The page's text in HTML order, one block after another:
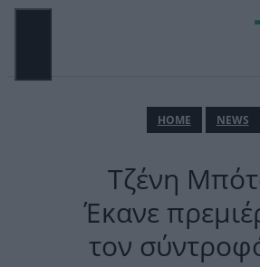
Μετάβαση
ΗΟΜΕ NEWS
Τζένη
Έκανε
τον